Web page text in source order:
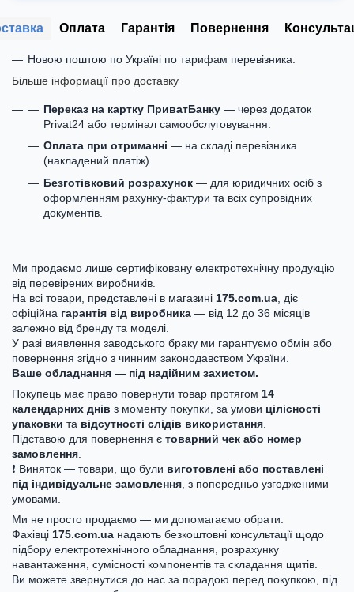
Оплата Гарантія Повернення
Новою поштою по Україні по тарифам перевізника.
Більше інформації про доставку
Переказ на картку ПриватБанку — через додаток
Privat24 або термінал самообслуговування.
Оплата при отриманні — на складі перевізника
(накладений платіж).
Безготівковий розрахунок — для юридичних осіб з
оформленням рахунку-фактури та всіх супровідних
документів.
Ми продаємо лише сертифіковану електротехнічну продукцію
від перевірених виробників.
На всі товари, представлені в магазині 175.com.ua , діє
офіційна гарантія від виробника — від 12 до 36 місяців
залежно від бренду та моделі.
У разі виявлення заводського браку ми гарантуємо обмін або
повернення згідно з чинним законодавством України.
Ваше обладнання — під надійним захистом.
Покупець має право повернути товар протягом 14
календарних днів з моменту покупки, за умови цілісності
упаковки та відсутності слідів використання
Підставою для повернення є товарний чек або номер
замовлення
❗ Виняток — товари, що були виготовлені або поставлені
під індивідуальне замовлення , з попередньо узгодженими
умовами.
Ми не просто продаємо — ми допомагаємо обрати.
Фахівці 175.com.ua надають безкоштовні консультації щодо
підбору електротехнічного обладнання, розрахунку
навантаження, сумісності компонентів та складання щитів.
Ви можете звернутися до нас за порадою перед покупкою, під